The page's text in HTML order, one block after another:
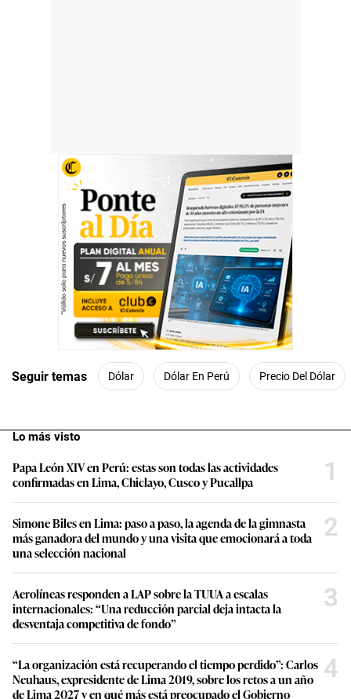
Seguir temas Dólar Dólar En Perú Precio Del Dólar
Lo más visto
Papa León XIV en Perú: estas son todas las actividades
confirmadas en Lima, Chiclayo, Cusco y Pucallpa
1
Simone Biles en Lima: paso a paso, la agenda de la gimnasta
más ganadora del mundo y una visita que emocionará a toda
una selección nacional
2
Aerolíneas responden a LAP sobre la TUUA a escalas
internacionales: “Una reducción parcial deja intacta la
desventaja competitiva de fondo”
3
“La organización está recuperando el tiempo perdido”: Carlos
Neuhaus, expresidente de Lima 2019, sobre los retos a un año
de Lima 2027 y en qué más está preocupado el Gobierno
4